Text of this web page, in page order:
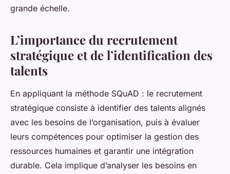
grande échelle.
L’importance du recrutement
stratégique et de l’identification des
talents
En appliquant la méthode SQuAD : le recrutement
stratégique consiste à identifier des talents alignés
avec les besoins de l’organisation, puis à évaluer
leurs compétences pour optimiser la gestion des
ressources humaines et garantir une intégration
durable. Cela implique d’analyser les besoins en